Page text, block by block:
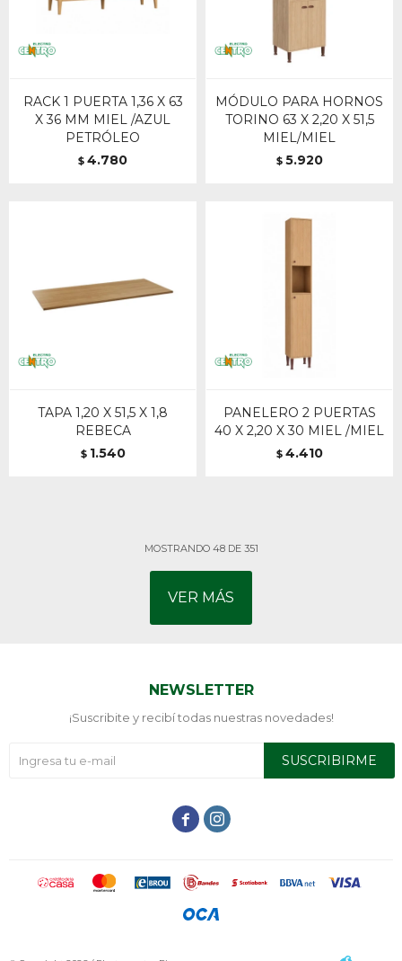
RACK 1 PUERTA 1,36 X 63
X 36 MM MIEL /AZUL
PETRÓLEO
$ 4.780
MÓDULO PARA HORNOS
TORINO 63 X 2,20 X 51,5
MIEL/MIEL
$ 5.920
TAPA 1,20 X 51,5 X 1,8
REBECA
$ 1.540
PANELERO 2 PUERTAS
40 X 2,20 X 30 MIEL /MIEL
$ 4.410
MOSTRANDO 48DE 351
VER MÁS
NEWSLETTER
¡Suscribite y recibí todas nuestras novedades!
SUSCRIBIRME
 